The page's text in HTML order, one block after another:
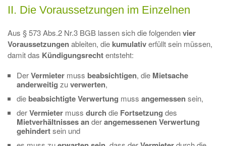
II. Die Voraussetzungen im Einzelnen
Aus § 573 Abs.2 Nr.3 BGB lassen sich die folgendenvier
Voraussetzungenableiten, die kumulativerfüllt sein müssen,
damit das Kündigungsrechtentsteht:
DerVermieter muss beabsichtigen, die Mietsache
anderweitig zuverwerten,
die beabsichtigte Verwertung muss angemessensein,
derVermieter muss durch die Fortsetzung des
Mietverhältnisses anderangemessenen Verwertung
gehindertsein und